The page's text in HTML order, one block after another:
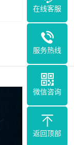
在线客服
服务热线
微信咨询
返回顶部